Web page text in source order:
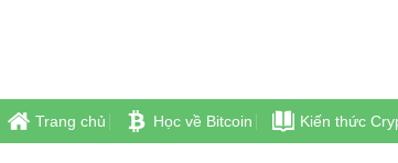
Trang chủ Học về Bitcoin Kiến thức